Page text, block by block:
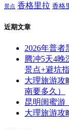
景点 香格里拉 香格
近期文章
2026年普者
腾冲5天4晚
景点+避坑
大理旅游攻
南要多久）
昆明闺蜜游
大理旅游攻